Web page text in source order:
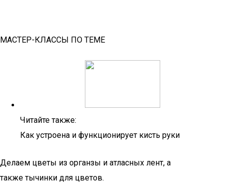
МАСТЕР-КЛАССЫ ПО ТЕМЕ
Читайте также:
Как устроена и функционирует кисть руки
Делаем цветы из органзы и атласных лент, а
также тычинки для цветов.